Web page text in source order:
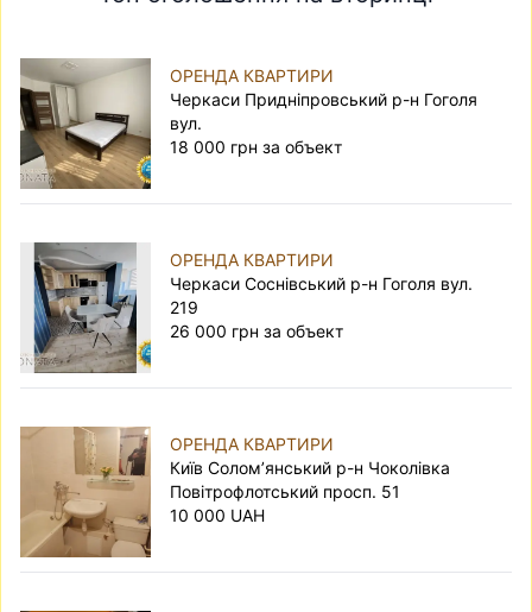
ОРЕНДА КВАРТИРИ
Черкаси Придніпровський р-н Гоголя
вул.
18 000 грн за объект
ОРЕНДА КВАРТИРИ
Черкаси Соснівський р-н Гоголя вул.
219
26 000 грн за объект
ОРЕНДА КВАРТИРИ
Київ Солом’янський р-н Чоколівка
Повітрофлотський просп. 51
10 000 UAH